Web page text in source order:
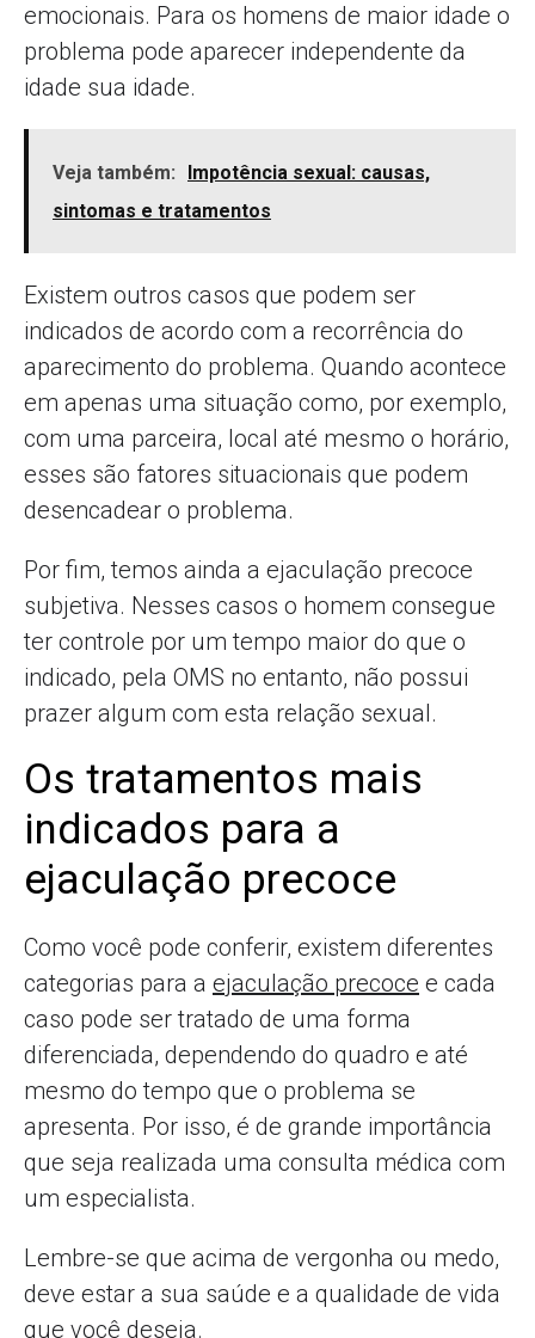
emocionais. Para os homens de maior idade o
problema pode aparecer independente da
idade sua idade.
Veja também:
Impotência sexual: causas,
sintomas e tratamentos
Existem outros casos que podem ser
indicados de acordo com a recorrência do
aparecimento do problema. Quando acontece
em apenas uma situação como, por exemplo,
com uma parceira, local até mesmo o horário,
esses são fatores situacionais que podem
desencadear o problema.
Por fim, temos ainda a ejaculação precoce
subjetiva. Nesses casos o homem consegue
ter controle por um tempo maior do que o
indicado, pela OMS no entanto, não possui
prazer algum com esta relação sexual.
Os tratamentos mais
indicados para a
ejaculação precoce
Como você pode conferir, existem diferentes
categorias para a ejaculação precoce e cada
caso pode ser tratado de uma forma
diferenciada, dependendo do quadro e até
mesmo do tempo que o problema se
apresenta. Por isso, é de grande importância
que seja realizada uma consulta médica com
um especialista.
Lembre-se que acima de vergonha ou medo,
deve estar a sua saúde e a qualidade de vida
que você deseja.